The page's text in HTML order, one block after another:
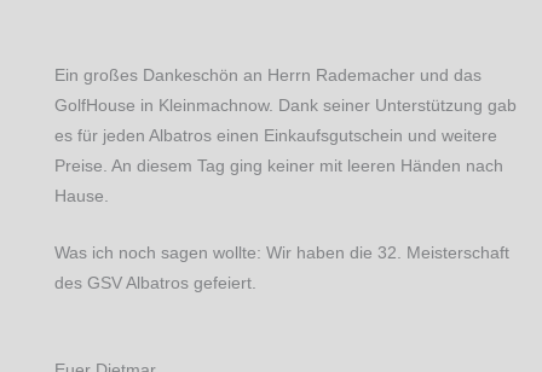
Ein großes Dankeschön an Herrn Rademacher und das
GolfHouse in Kleinmachnow. Dank seiner Unterstützung gab
es für jeden Albatros einen Einkaufsgutschein und weitere
Preise. An diesem Tag ging keiner mit leeren Händen nach
Hause.
Was ich noch sagen wollte: Wir haben die 32. Meisterschaft
des GSV Albatros gefeiert.